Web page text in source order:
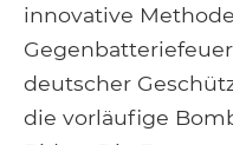
innovative
deutscher
die vorläufige